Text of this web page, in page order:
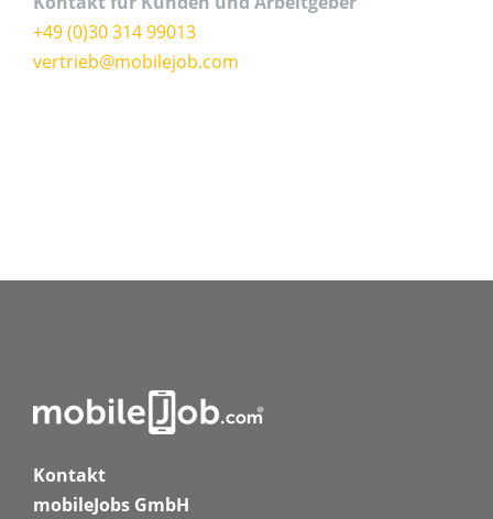
+49 (0)30 314 99013
vertrieb@mobilejob.com
Kontakt
mobileJobs GmbH